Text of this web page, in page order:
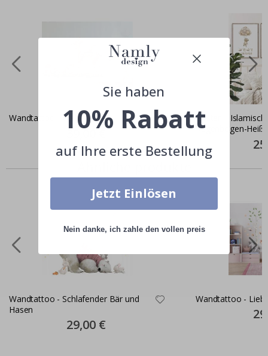
Wandtattoo - Waldfreunde
Special
39,00 €
Poster –
Regenbogen-
Wandtattoo - Schlafender Bär und
Hasen
Special
Price
29,00 €
Wandtattoo -
Sie haben
10% Rabatt
auf Ihre erste Bestellung
Jetzt Einlösen
Nein danke, ich zahle den vollen preis